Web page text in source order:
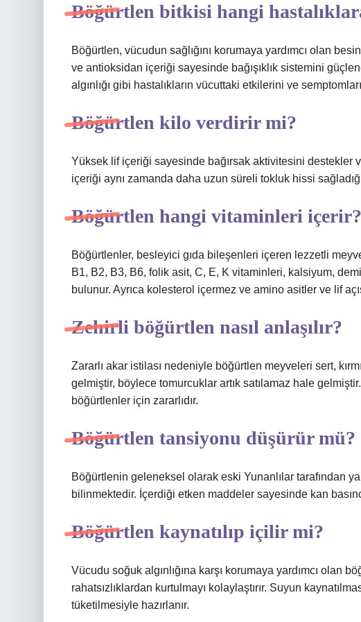
Böğürtlen bitkisi hangi
Böğürtlen, vücudun sağlığını korumaya yardımcı olan
ve antioksidan içeriği sayesinde bağışıklık sistemini
algınlığı gibi hastalıkların vücuttaki etkilerini ve
Böğürtlen kilo verdirir mi?
Yüksek lif içeriği sayesinde bağırsak aktivitesini destekler
içeriği aynı zamanda daha uzun süreli tokluk hissi
Böğürtlen hangi vitaminleri içerir?
Böğürtlenler, besleyici gıda bileşenleri içeren lezzetli
B1, B2, B3, B6, folik asit, C, E, K vitaminleri, kalsiyum,
bulunur. Ayrıca kolesterol içermez ve amino asitler ve lif
Zehirli böğürtlen nasıl anlaşılır?
Zararlı akar istilası nedeniyle böğürtlen meyveleri sert,
gelmiştir, böylece tomurcuklar artık satılamaz hale
böğürtlenler için zararlıdır.
Böğürtlen tansiyonu düşürür mü?
Böğürtlenin geleneksel olarak eski Yunanlılar tarafından
bilinmektedir. İçerdiği etken maddeler sayesinde kan
Böğürtlen kaynatılıp içilir mi?
Vücudu soğuk algınlığına karşı korumaya yardımcı olan
rahatsızlıklardan kurtulmayı kolaylaştırır. Suyun
tüketilmesiyle hazırlanır.